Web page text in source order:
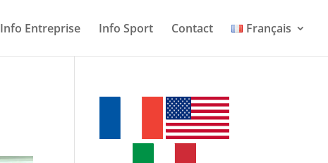
Info Entreprise Info Sport Contact Français